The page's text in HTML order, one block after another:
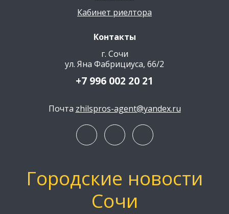
Кабинет риелтора
Контакты
г. Сочи
ул. Яна Фабрициуса, 66/2
+7 996 002 20 21
Почта zhilspros-agent@yandex.ru
Городские новости
Сочи